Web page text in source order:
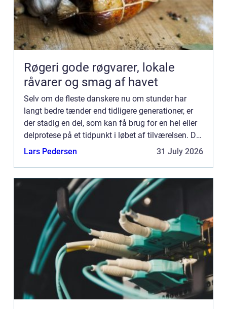
Røgeri gode røgvarer, lokale
råvarer og smag af havet
Selv om de fleste danskere nu om stunder har
langt bedre tænder end tidligere generationer, er
der stadig en del, som kan få brug for en hel eller
delprotese på et tidpunkt i løbet af tilværelsen. Det
kan for eksempel være at man har beskadiget en
Lars Pedersen 31 July 2026